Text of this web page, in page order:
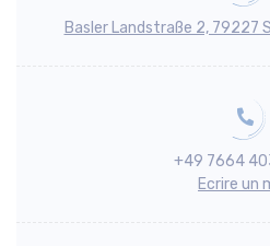
Basler Landstraße 2, 79227
+49 7664
Ecrire un